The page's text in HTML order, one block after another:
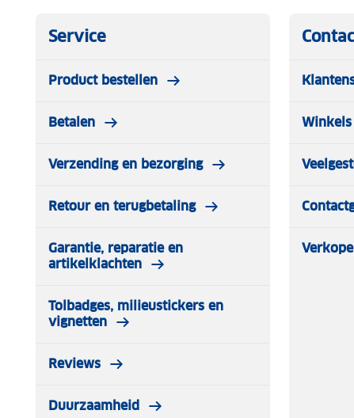
Service
Product bestellen
Betalen
Verzending en bezorging
Retour en terugbetaling
Garantie, reparatie en
artikelklachten
Tolbadges, milieustickers en
vignetten
Reviews
Duurzaamheid